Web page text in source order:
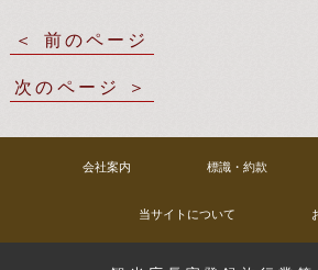
前のページ
次のページ
会社案内 標識・約款
当サイトについて